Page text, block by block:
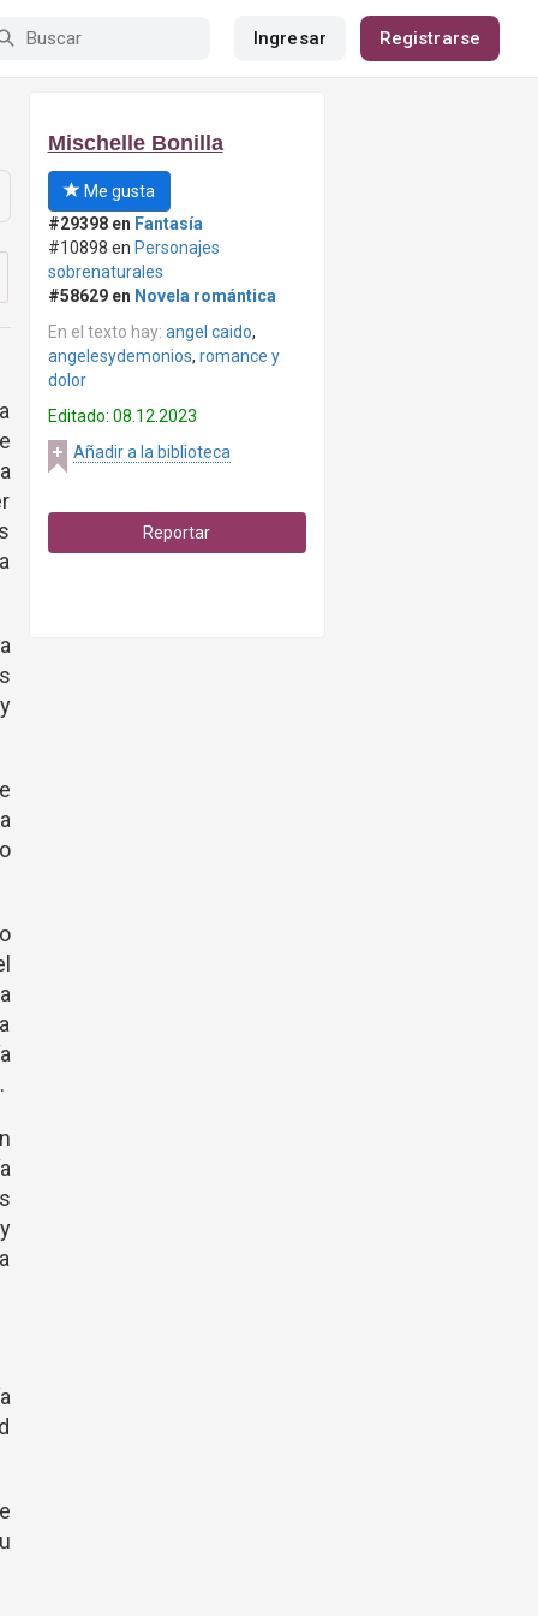
Ingresar Registrarse
Mischelle Bonilla
Me gusta
#29398 en Fantasía
#10898 en Personajes
sobrenaturales
#58629 en Novela romántica
En el texto hay: angel caido,
angelesydemonios, romance y
dolor
Editado: 08.12.2023
Añadir a la biblioteca
Reportar